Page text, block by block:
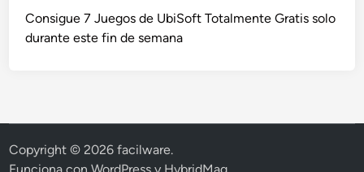
Consigue 7 Juegos de UbiSoft Totalmente Gratis solo
durante este fin de semana
Copyright © 2026facilware.